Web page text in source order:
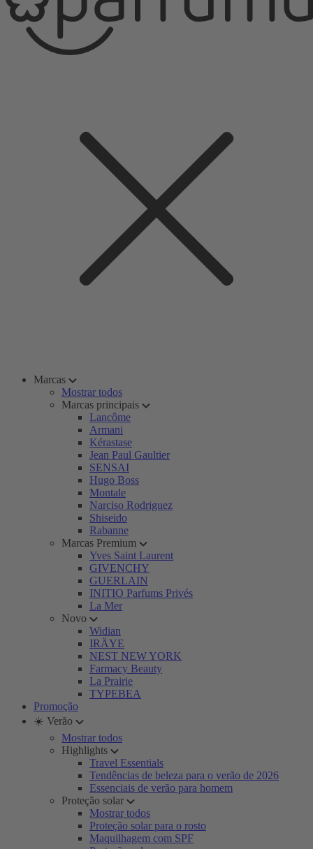
Marcas
Mostrar todos
Marcas principais
Lancôme
Armani
Kérastase
Jean Paul Gaultier
SENSAI
Hugo Boss
Montale
Narciso Rodriguez
Shiseido
Rabanne
Marcas Premium
Yves Saint Laurent
GIVENCHY
GUERLAIN
INITIO Parfums Privés
La Mer
Novo
Widian
IRÄYE
NEST NEW YORK
Farmacy Beauty
La Prairie
TYPEBEA
Promoção
☀️ Verão
Mostrar todos
Highlights
Travel Essentials
Tendências de beleza para o verão de 2026
Essenciais de verão para homem
Proteção solar
Mostrar todos
Proteção solar para o rosto
Maquilhagem com SPF